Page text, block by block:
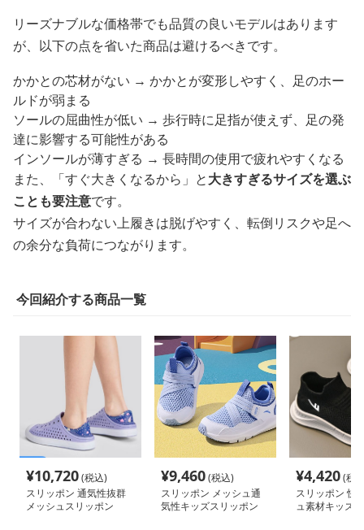
リーズナブルな価格帯でも品質の良いモデルはあります
が、以下の点を省いた商品は避けるべきです。
かかとの芯材がない → かかとが変形しやすく、足のホー
ルドが弱まる
ソールの屈曲性が低い → 歩行時に足指が使えず、足の発
達に影響する可能性がある
インソールが薄すぎる → 長時間の使用で疲れやすくなる
また、「すぐ大きくなるから」と大きすぎるサイズを選ぶ
ことも要注意です。
サイズが合わない上履きは脱げやすく、転倒リスクや足へ
の余分な負荷につながります。
今回紹介する商品一覧
¥10,720(税込)
スリッポン 通気性抜群
メッシュスリッポン
¥9,460(税込)
スリッポン メッシュ通
気性キッズスリッポン
¥4,420(税
スリッポン 快
ュ素材キッズ